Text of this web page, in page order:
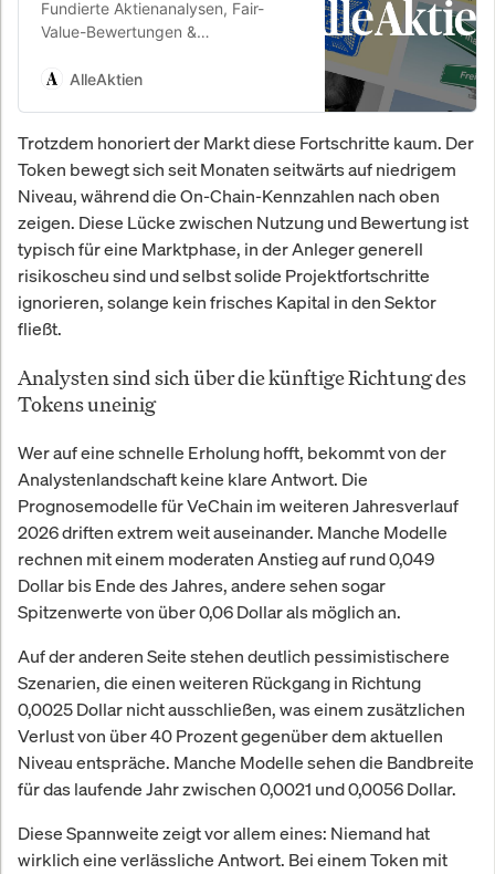
Fundierte Aktienanalysen, Fair-
Value-Bewertungen &
p.a. seit 2010.
AlleAktien
Trotzdem honoriert der Markt diese Fortschritte kaum. Der
Token bewegt sich seit Monaten seitwärts auf niedrigem
Niveau, während die On-Chain-Kennzahlen nach oben
zeigen. Diese Lücke zwischen Nutzung und Bewertung ist
typisch für eine Marktphase, in der Anleger generell
risikoscheu sind und selbst solide Projektfortschritte
ignorieren, solange kein frisches Kapital in den Sektor
fließt.
Analysten sind sich über die künftige Richtung des
Tokens uneinig
Wer auf eine schnelle Erholung hofft, bekommt von der
Analystenlandschaft keine klare Antwort. Die
Prognosemodelle für VeChain im weiteren Jahresverlauf
2026 driften extrem weit auseinander. Manche Modelle
rechnen mit einem moderaten Anstieg auf rund 0,049
Dollar bis Ende des Jahres, andere sehen sogar
Spitzenwerte von über 0,06 Dollar als möglich an.
Auf der anderen Seite stehen deutlich pessimistischere
Szenarien, die einen weiteren Rückgang in Richtung
0,0025 Dollar nicht ausschließen, was einem zusätzlichen
Verlust von über 40 Prozent gegenüber dem aktuellen
Niveau entspräche. Manche Modelle sehen die Bandbreite
für das laufende Jahr zwischen 0,0021 und 0,0056 Dollar.
Diese Spannweite zeigt vor allem eines: Niemand hat
wirklich eine verlässliche Antwort. Bei einem Token mit